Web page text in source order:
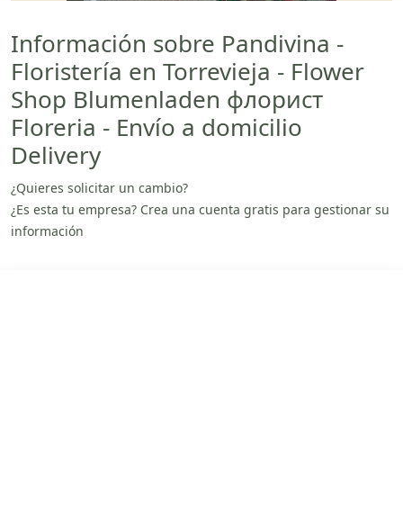
Información sobre Pandivina -
Floristería en Torrevieja - Flower
Shop Blumenladen флорист
Floreria - Envío a domicilio
Delivery
¿Quieres solicitar un cambio?
¿Es esta tu empresa? Crea una cuenta gratis para gestionar su
información